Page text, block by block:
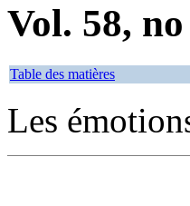
Vol. 58,
Table des matières
Les